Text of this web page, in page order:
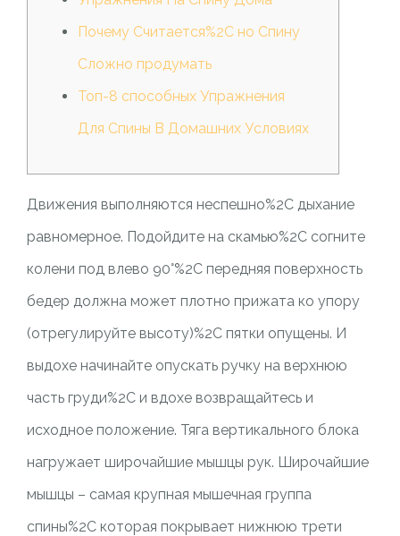
Почему Считается%2C но Спину
Сложно продумать
Топ-8 способных Упражнения
Для Спины В Домашних Условиях
Движения выполняются неспешно%2C дыхание
равномерное. Подойдите на скамью%2C согните
колени под влево 90°%2C передняя поверхность
бедер должна может плотно прижата ко упору
(отрегулируйте высоту)%2C пятки опущены. И
выдохе начинайте опускать ручку на верхнюю
часть груди%2C и вдохе возвращайтесь и
исходное положение. Тяга вертикального блока
нагружает широчайшие мышцы рук. Широчайшие
мышцы – самая крупная мышечная группа
спины%2C которая покрывает нижнюю трети